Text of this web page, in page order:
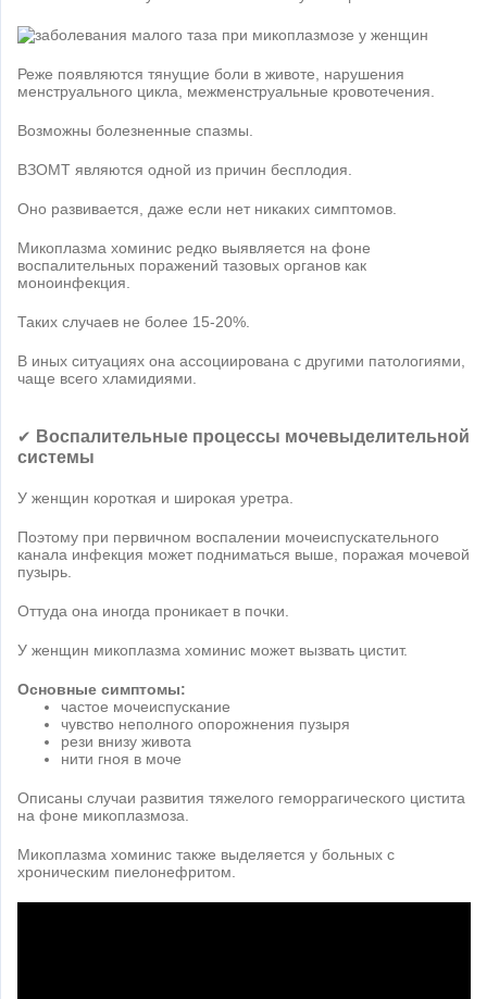
Реже появляются тянущие боли в животе, нарушения
менструального цикла, межменструальные кровотечения.
Возможны болезненные спазмы.
ВЗОМТ являются одной из причин бесплодия.
Оно развивается, даже если нет никаких симптомов.
Микоплазма хоминис редко выявляется на фоне
воспалительных поражений тазовых органов как
моноинфекция.
Таких случаев не более 15-20%.
В иных ситуациях она ассоциирована с другими патологиями,
чаще всего хламидиями.
✔ Воспалительные процессы мочевыделительной
системы
У женщин короткая и широкая уретра.
Поэтому при первичном воспалении мочеиспускательного
канала инфекция может подниматься выше, поражая мочевой
пузырь.
Оттуда она иногда проникает в почки.
У женщин микоплазма хоминис может вызвать цистит.
Основные симптомы:
частое мочеиспускание
чувство неполного опорожнения пузыря
рези внизу живота
нити гноя в моче
Описаны случаи развития тяжелого геморрагического цистита
на фоне микоплазмоза.
Микоплазма хоминис также выделяется у больных с
хроническим пиелонефритом.